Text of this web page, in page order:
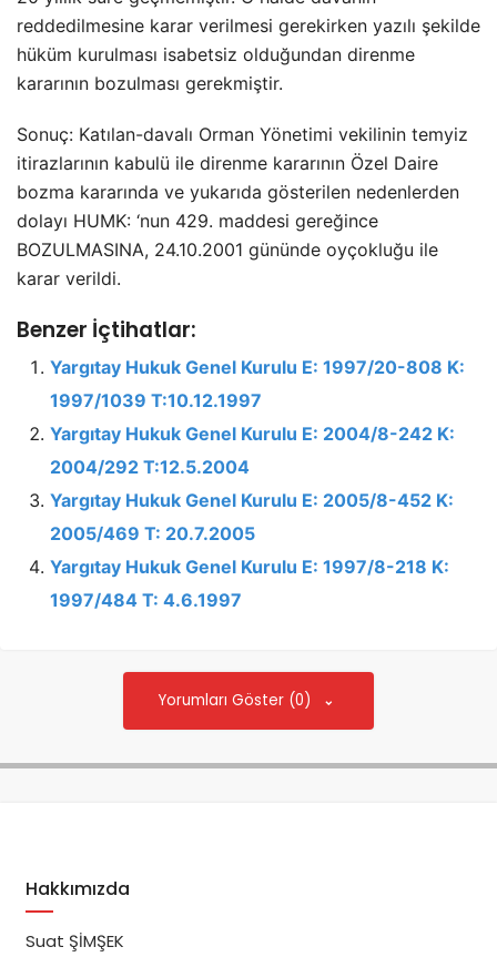
reddedilmesine karar verilmesi gerekirken yazılı şekilde
hüküm kurulması isabetsiz olduğundan direnme
kararının bozulması gerekmiştir.
Sonuç: Katılan-davalı Orman Yönetimi vekilinin temyiz
itirazlarının kabulü ile direnme kararının Özel Daire
bozma kararında ve yukarıda gösterilen nedenlerden
dolayı HUMK: ‘nun 429. maddesi gereğince
BOZULMASINA, 24.10.2001 gününde oyçokluğu ile
karar verildi.
Benzer İçtihatlar:
Yargıtay Hukuk Genel Kurulu E: 1997/20-808 K:
1997/1039 T:10.12.1997
Yargıtay Hukuk Genel Kurulu E: 2004/8-242 K:
2004/292 T:12.5.2004
Yargıtay Hukuk Genel Kurulu E: 2005/8-452 K:
2005/469 T: 20.7.2005
Yargıtay Hukuk Genel Kurulu E: 1997/8-218 K:
1997/484 T: 4.6.1997
Yorumları Göster (0)
Hakkımızda
Suat ŞİMŞEK